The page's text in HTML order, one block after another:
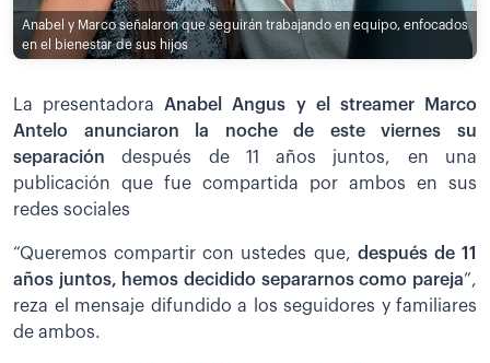
Anabel y Marco señalaron que seguirán trabajando en equipo, enfocados
en el bienestar de sus hijos
La presentadora Anabel Angus y el streamer Marco
Antelo anunciaron la noche de este viernes su
separación después de 11 años juntos, en una
publicación que fue compartida por ambos en sus
redes sociales
“Queremos compartir con ustedes que, después de 11
años juntos, hemos decidido separarnos como pareja”,
reza el mensaje difundido a los seguidores y familiares
de ambos.